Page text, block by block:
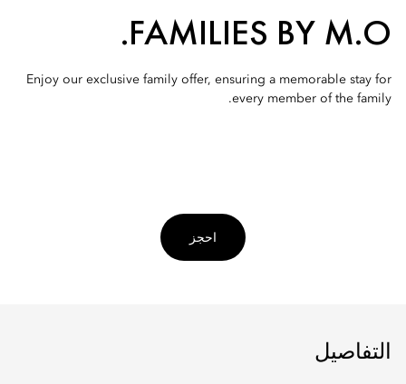
FAMILIES BY M.O.
Enjoy our exclusive family offer, ensuring a memorable stay for
every member of the family.
احجز
التفاصيل